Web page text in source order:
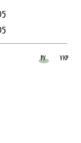
РУ УКР